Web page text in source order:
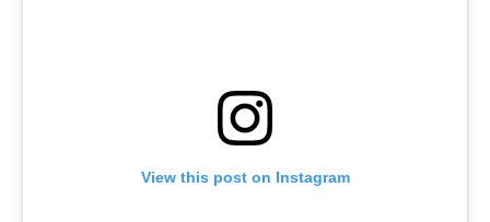
View this post on Instagram